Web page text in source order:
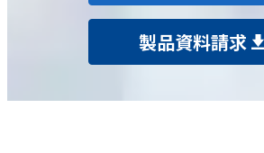
製品資料請求